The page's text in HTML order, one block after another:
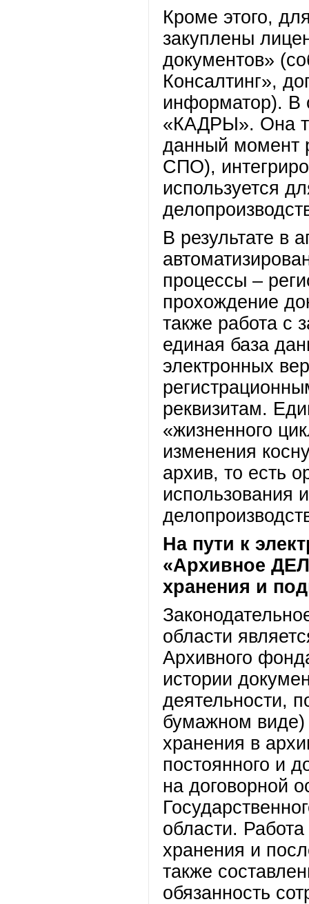
Кроме этого,
закуплены
документов»
Консалтинг»,
информатор). В
«КАДРЫ». Она
данный момент
СПО),
используется
В результате в
процессы –
прохождение
также работа с
единая база
электронных
реквизитам.
«жизненного
изменения
архив, то есть
использования
На пути к
«Архивное
хранения и
области
Архивного
истории
деятельности,
бумажном виде)
хранения в
постоянного и
на договорной
области.
хранения и
также
обязанность